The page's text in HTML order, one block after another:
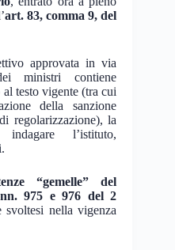
art. 83, comma 9, del
approvata in via
ministri contiene
testo vigente (tra cui
della sanzione
regolarizzazione), la
l’istituto,
“gemelle” del
975 e 976 del 2
nella vigenza